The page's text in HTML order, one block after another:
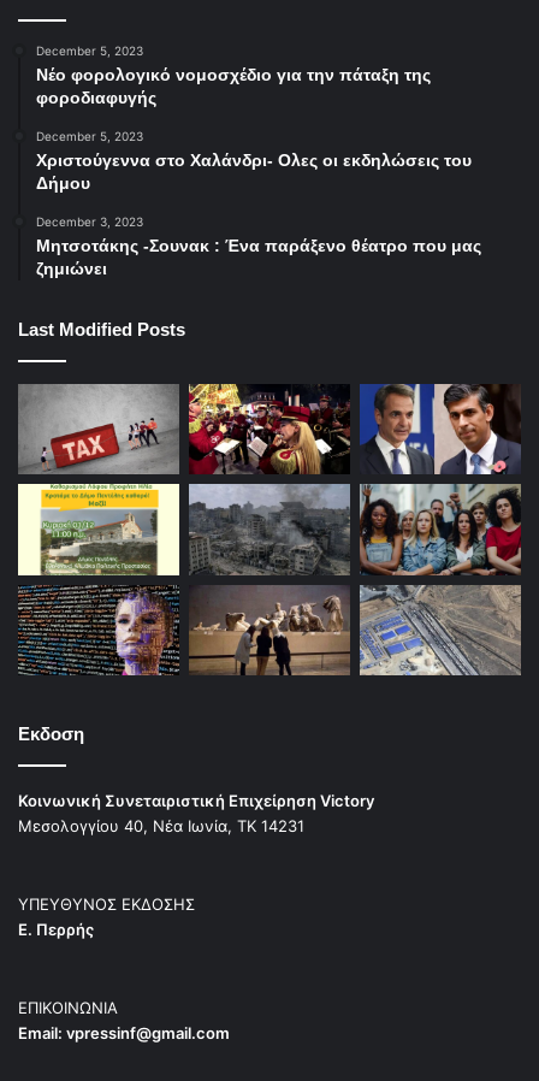
December 5, 2023
Νέο φορολογικό νομοσχέδιο για την πάταξη της
φοροδιαφυγής
December 5, 2023
Χριστούγεννα στο Χαλάνδρι- Ολες οι εκδηλώσεις του
Δήμου
December 3, 2023
Μητσοτάκης -Σουνακ : Ένα παράξενο θέατρο που μας
ζημιώνει
Last Modified Posts
Εκδοση
Κοινωνική Συνεταιριστική Επιχείρηση Victory
Μεσολογγίου 40, Νέα Ιωνία, ΤΚ 14231
ΥΠΕΥΘΥΝΟΣ ΕΚΔΟΣΗΣ
Ε. Περρής
ΕΠΙΚΟΙΝΩΝΙΑ
Email: vpressinf@gmail.com